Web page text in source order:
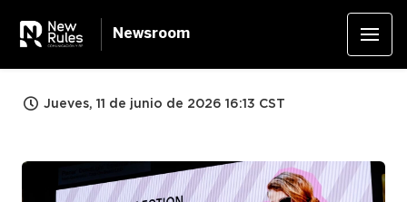
Newsroom
Jueves, 11 de junio de 2026 16:13 CST